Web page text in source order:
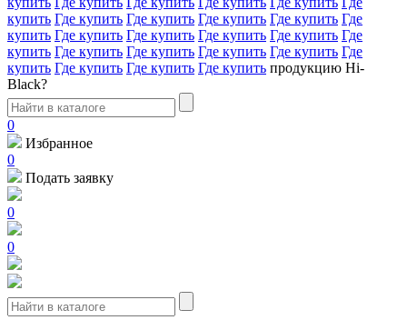
купить Где купить Где купить Где купить Где купить Где
купить Где купить Где купить Где купить Где купить Где
купить Где купить Где купить Где купить Где купить Где
купить Где купить Где купить Где купить продукцию Hi-
Black?
0
Избранное
0
Подать заявку
0
0